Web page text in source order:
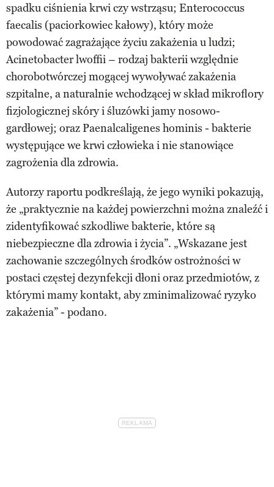
spadku ciśnienia krwi czy wstrząsu; Enterococcus
faecalis (paciorkowiec kałowy), który może
powodować zagrażające życiu zakażenia u ludzi;
Acinetobacter lwoffii – rodzaj bakterii względnie
chorobotwórczej mogącej wywoływać zakażenia
szpitalne, a naturalnie wchodzącej w skład mikroflory
fizjologicznej skóry i śluzówki jamy nosowo-
gardłowej; oraz Paenalcaligenes hominis - bakterie
występujące we krwi człowieka i nie stanowiące
zagrożenia dla zdrowia.
Autorzy raportu podkreślają, że jego wyniki pokazują,
że „praktycznie na każdej powierzchni można znaleźć i
zidentyfikować szkodliwe bakterie, które są
niebezpieczne dla zdrowia i życia”. „Wskazane jest
zachowanie szczególnych środków ostrożności w
postaci częstej dezynfekcji dłoni oraz przedmiotów, z
którymi mamy kontakt, aby zminimalizować ryzyko
zakażenia” - podano.